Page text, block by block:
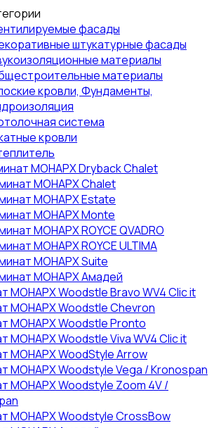
фасады
штукатурные фасады
материалы
материалы
кровли, Фундаменты,
система
кровли
МОНАРХ Dryback Chalet
МОНАРХ Chalet
МОНАРХ Estate
МОНАРХ Monte
МОНАРХ ROYCE QVADRO
МОНАРХ ROYCE ULTIMA
МОНАРХ Suite
МОНАРХ Амадей
МОНАРХ Woodstle Bravo WV4 Clic it
МОНАРХ Woodstle Chevron
МОНАРХ Woodstle Pronto
МОНАРХ Woodstle Viva WV4 Clic it
МОНАРХ WoodStyle Arrow
МОНАРХ Woodstyle Vega / Kronospan
МОНАРХ Woodstyle Zoom 4V /
МОНАРХ Woodstyle СrossBow